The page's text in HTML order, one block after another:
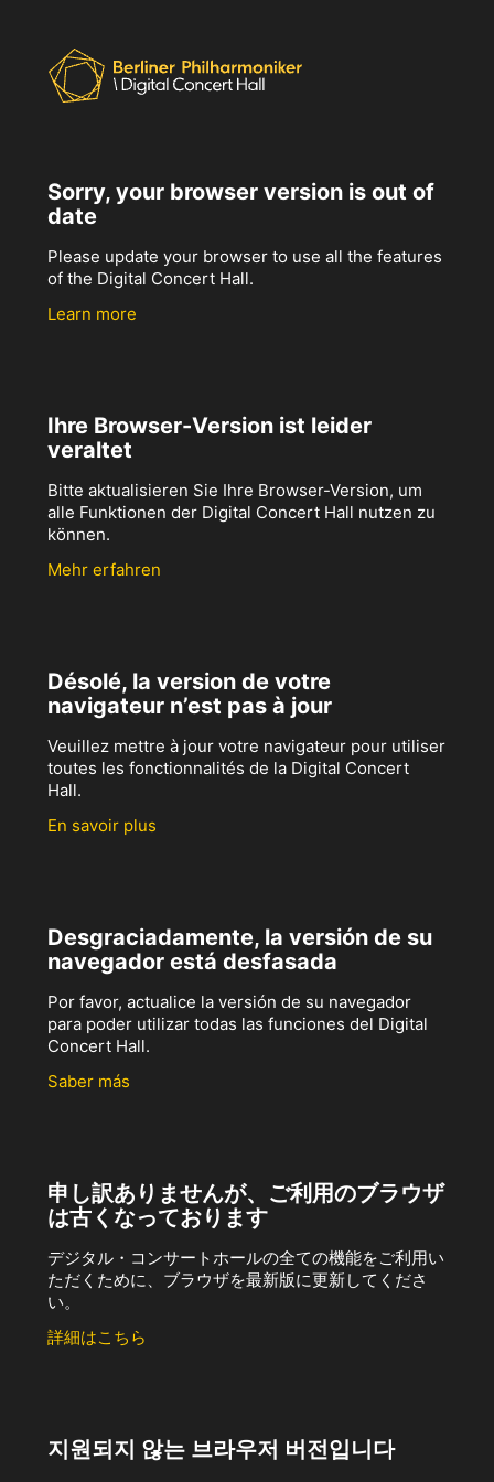
Sorry, your browser version is out of
date
Please update your browser to use all the features
of the Digital Concert Hall.
Learn more
Ihre Browser-Version ist leider
veraltet
Bitte aktualisieren Sie Ihre Browser-Version, um
alle Funktionen der Digital Concert Hall nutzen zu
können.
Mehr erfahren
Désolé, la version de votre
navigateur n’est pas à jour
Veuillez mettre à jour votre navigateur pour utiliser
toutes les fonctionnalités de la Digital Concert
Hall.
En savoir plus
Desgraciadamente, la versión de su
navegador está desfasada
Por favor, actualice la versión de su navegador
para poder utilizar todas las funciones del Digital
Concert Hall.
Saber más
申し訳ありませんが、ご利用のブラウザ
は古くなっております
デジタル・コンサートホールの全ての機能をご利用い
ただくために、ブラウザを最新版に更新してくださ
い。
詳細はこちら
지원되지 않는 브라우저 버전입니다